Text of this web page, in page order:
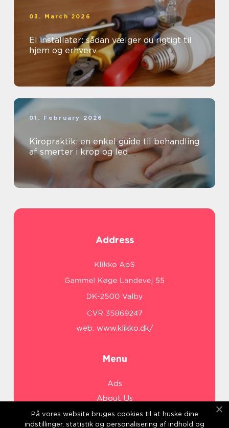
03. March 2026
El installatør: sådan vælger du rigtigt til
hjem og erhverv
01. February 2026
Kiropraktik: en enkel guide til behandling
af smerter i krop og led
Address
web: www.klikko.dk/
Menu
Ads
About Us
Cookies
På vores website bruges cookies til at huske dine
indstillinger, statistik og personalisering af indhold og